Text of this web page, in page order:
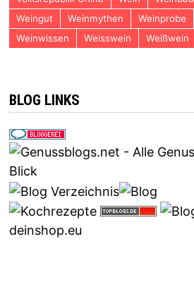
Weingut
Weinmythen Weinprobe
Weinwissen
Weisswein Weißwein
BLOG LINKS
deinshop.eu